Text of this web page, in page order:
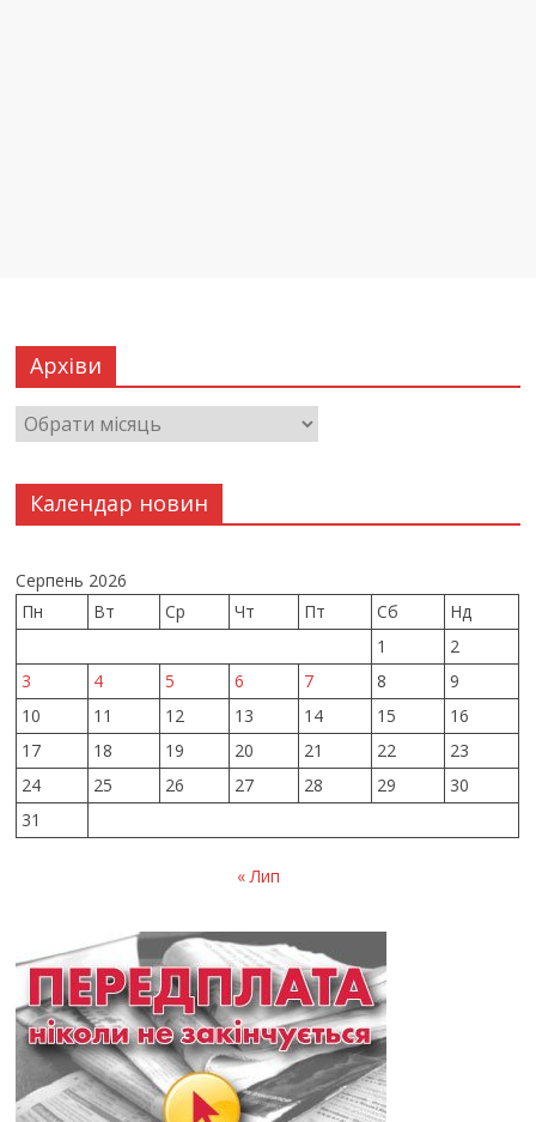
Архіви
Календар новин
Серпень 2026
Пн
Вт Ср Чт Пт Сб
Нд
1
2
3
4 5 6 7 8
9
10
11 12 13 14 15
16
17
18 19 20 21 22
23
24
25 26 27 28 29
30
31
« Лип